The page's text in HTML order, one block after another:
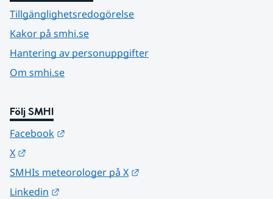
Tillgänglighetsredogörelse
Kakor på smhi.se
Hantering av personuppgifter
Om smhi.se
Följ SMHI
Facebook
X
SMHIs meteorologer på X
Linkedin